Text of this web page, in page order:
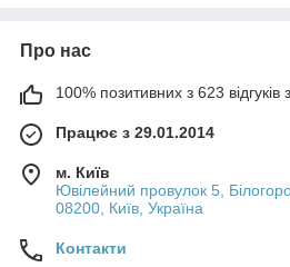
Про нас
100% позитивних з 623 відгуків
Працює з 29.01.2014
м. Київ
Ювілейний провулок 5,
08200, Київ, Україна
Контакти